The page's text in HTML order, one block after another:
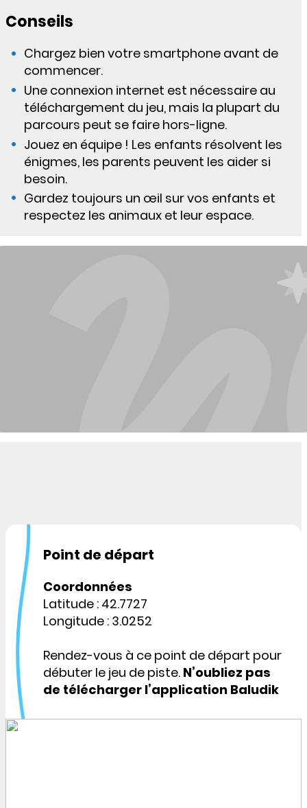
Conseils
Chargez bien votre smartphone avant de
commencer.
Une connexion internet est nécessaire au
téléchargement du jeu, mais la plupart du
parcours peut se faire hors-ligne.
Jouez en équipe ! Les enfants résolvent les
énigmes, les parents peuvent les aider si
besoin.
Gardez toujours un œil sur vos enfants et
respectez les animaux et leur espace.
Point de départ
Coordonnées
Latitude : 42.7727
Longitude : 3.0252
Rendez-vous à ce point de départ pour
débuter le jeu de piste. N’oubliez pas
de télécharger l’application Baludik